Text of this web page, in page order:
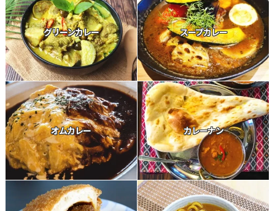
グリーンカレー スープカレー
オムカレー カレーナン